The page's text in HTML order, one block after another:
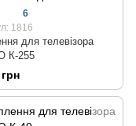
6
1816
для телевізора
К-255